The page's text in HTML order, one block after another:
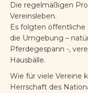
Die regelmäßigen
Vereinsleben.
Es folgten öffentliche
die Umgebung –
Pferdegespann -,
Hausbälle.
Wie für viele Vereine
Herrschaft des